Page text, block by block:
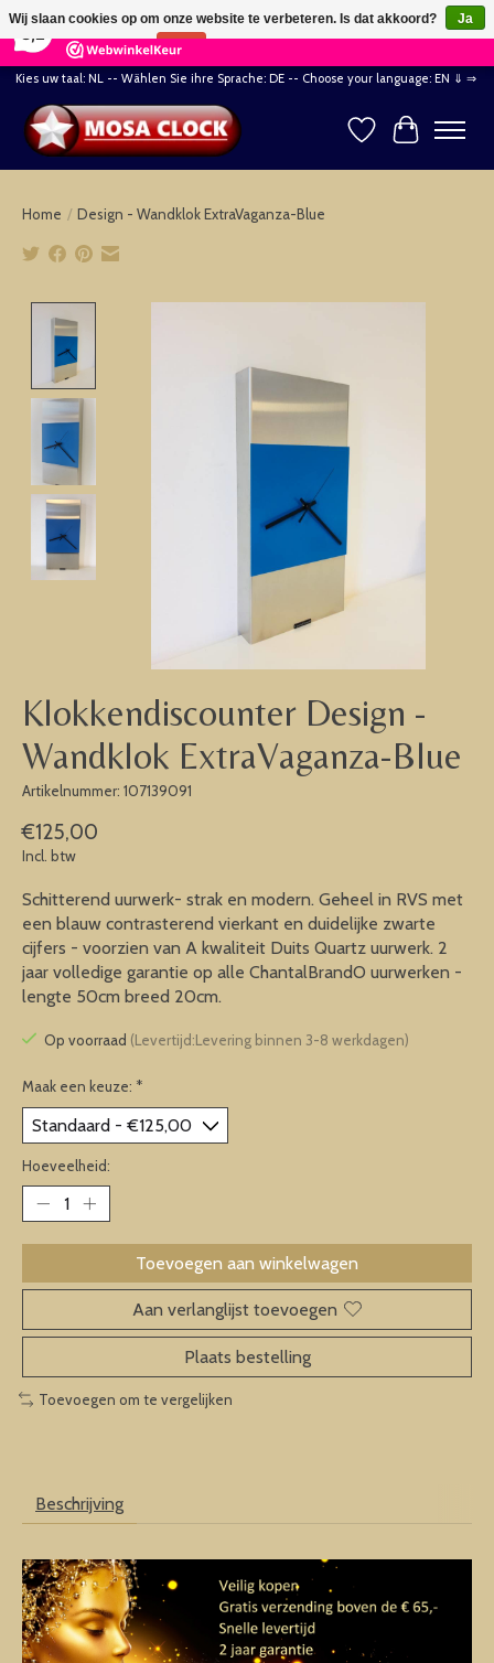
164 Reviews ×
Kies uw taal: NL -- Wählen Sie ihre Sprache: DE -- Choose your language: EN ⇓ ⇒
Verlanglijst
Home / Design - Wandklok ExtraVaganza-Blue
Klokkendiscounter Design -
Wandklok ExtraVaganza-Blue
Artikelnummer: 107139091
€125,00
Incl. btw
Schitterend uurwerk- strak en modern. Geheel in RVS met
een blauw contrasterend vierkant en duidelijke zwarte
cijfers - voorzien van A kwaliteit Duits Quartz uurwerk. 2
jaar volledige garantie op alle ChantalBrandO uurwerken -
lengte 50cm breed 20cm.
Op voorraad (Levertijd:Levering binnen 3-8 werkdagen)
Maak een keuze: *
Hoeveelheid:
Toevoegen aan winkelwagen
Aan verlanglijst toevoegen
Plaats bestelling
Toevoegen om te vergelijken
Beschrijving
Wij slaan cookies op om onze website te verbeteren. Is dat akkoord?
Ja
Nee